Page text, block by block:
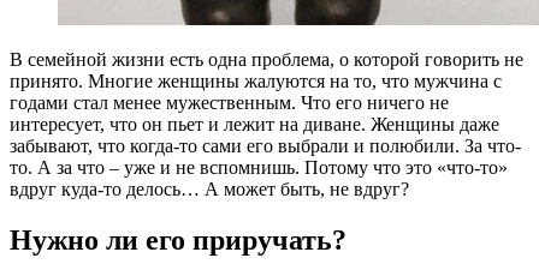
В семейной жизни есть одна проблема, о которой говорить не
принято. Многие женщины жалуются на то, что мужчина с
годами стал менее мужественным. Что его ничего не
интересует, что он пьет и лежит на диване. Женщины даже
забывают, что когда-то сами его выбрали и полюбили. За что-
то. А за что – уже и не вспомнишь. Потому что это «что-то»
вдруг куда-то делось… А может быть, не вдруг?
Нужно ли его приручать?